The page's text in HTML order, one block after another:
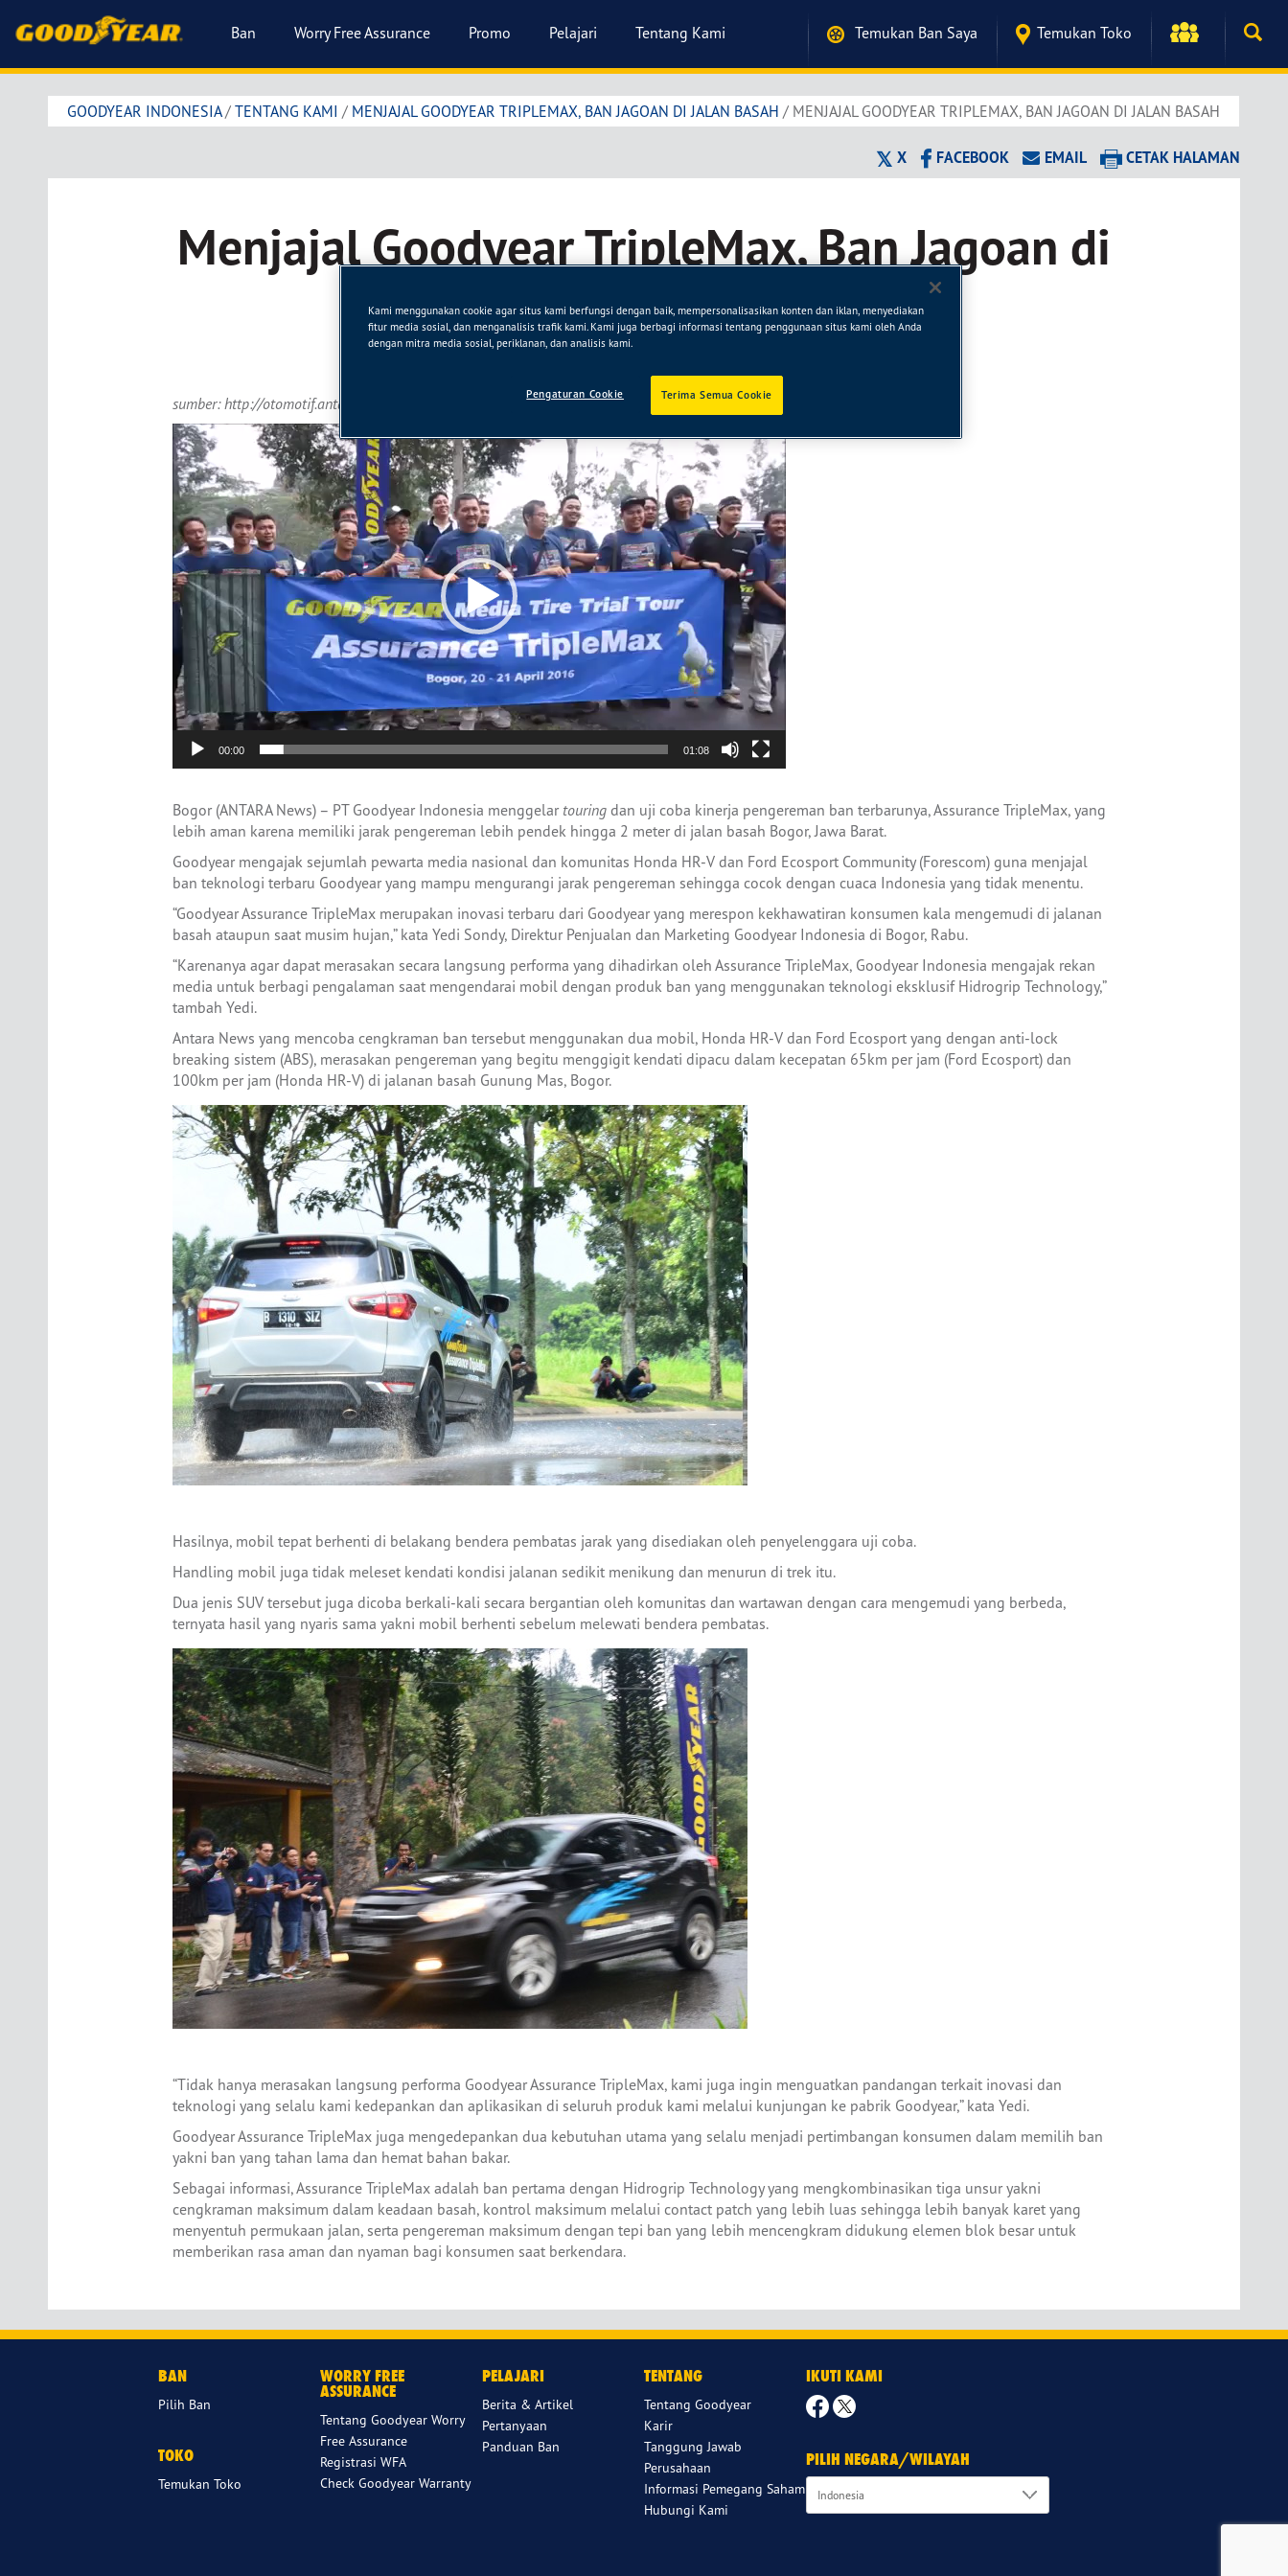
Ban Worry Free Assurance Promo Pelajari Tentang Kami Temukan Ban Saya Temukan Toko
GOODYEAR INDONESIA/ TENTANG KAMI / MENJAJAL GOODYEAR TRIPLEMAX, BAN JAGOAN DI JALAN BASAH / MENJAJAL GOODYEAR TRIPLEMAX, BAN JAGOAN DI JALAN BASAH
X FACEBOOK EMAIL CETAK HALAMAN
Menjajal Goodyear TripleMax, Ban Jagoan di
Jalan Basah
sumber: http://otomotif.antaranews.com/
Video
Player
00:00 01:08
Bogor (ANTARA News) – PT Goodyear Indonesia menggelar touring dan uji coba kinerja pengereman ban terbarunya, Assurance TripleMax, yang
lebih aman karena memiliki jarak pengereman lebih pendek hingga 2 meter di jalan basah Bogor, Jawa Barat.
Goodyear mengajak sejumlah pewarta media nasional dan komunitas Honda HR-V dan Ford Ecosport Community (Forescom) guna menjajal
ban teknologi terbaru Goodyear yang mampu mengurangi jarak pengereman sehingga cocok dengan cuaca Indonesia yang tidak menentu.
“Goodyear Assurance TripleMax merupakan inovasi terbaru dari Goodyear yang merespon kekhawatiran konsumen kala mengemudi di jalanan
basah ataupun saat musim hujan,” kata Yedi Sondy, Direktur Penjualan dan Marketing Goodyear Indonesia di Bogor, Rabu.
“Karenanya agar dapat merasakan secara langsung performa yang dihadirkan oleh Assurance TripleMax, Goodyear Indonesia mengajak rekan
media untuk berbagi pengalaman saat mengendarai mobil dengan produk ban yang menggunakan teknologi eksklusif Hidrogrip Technology,”
tambah Yedi.
Antara News yang mencoba cengkraman ban tersebut menggunakan dua mobil, Honda HR-V dan Ford Ecosport yang dengan anti-lock
breaking sistem (ABS), merasakan pengereman yang begitu menggigit kendati dipacu dalam kecepatan 65km per jam (Ford Ecosport) dan
100km per jam (Honda HR-V) di jalanan basah Gunung Mas, Bogor.
Hasilnya, mobil tepat berhenti di belakang bendera pembatas jarak yang disediakan oleh penyelenggara uji coba.
Handling mobil juga tidak meleset kendati kondisi jalanan sedikit menikung dan menurun di trek itu.
Dua jenis SUV tersebut juga dicoba berkali-kali secara bergantian oleh komunitas dan wartawan dengan cara mengemudi yang berbeda,
ternyata hasil yang nyaris sama yakni mobil berhenti sebelum melewati bendera pembatas.
“Tidak hanya merasakan langsung performa Goodyear Assurance TripleMax, kami juga ingin menguatkan pandangan terkait inovasi dan
teknologi yang selalu kami kedepankan dan aplikasikan di seluruh produk kami melalui kunjungan ke pabrik Goodyear,” kata Yedi.
Goodyear Assurance TripleMax juga mengedepankan dua kebutuhan utama yang selalu menjadi pertimbangan konsumen dalam memilih ban
yakni ban yang tahan lama dan hemat bahan bakar.
Sebagai informasi, Assurance TripleMax adalah ban pertama dengan Hidrogrip Technology yang mengkombinasikan tiga unsur yakni
cengkraman maksimum dalam keadaan basah, kontrol maksimum melalui contact patch yang lebih luas sehingga lebih banyak karet yang
menyentuh permukaan jalan, serta pengereman maksimum dengan tepi ban yang lebih mencengkram didukung elemen blok besar untuk
memberikan rasa aman dan nyaman bagi konsumen saat berkendara.
BAN
Pilih Ban
TOKO
Temukan Toko
WORRY FREE
ASSURANCE
Tentang Goodyear Worry
Free Assurance
Registrasi WFA
Check Goodyear Warranty
PELAJARI
Berita & Artikel
Pertanyaan
Panduan Ban
TENTANG
Tentang Goodyear
Karir
Tanggung Jawab
Perusahaan
Informasi Pemegang Saham
Hubungi Kami
IKUTI KAMI
PILIH NEGARA/WILAYAH
Kami menggunakan cookie agar situs kami berfungsi dengan baik, mempersonalisasikan konten dan iklan, menyediakan
fitur media sosial, dan menganalisis trafik kami. Kami juga berbagi informasi tentang penggunaan situs kami oleh Anda
dengan mitra media sosial, periklanan, dan analisis kami.
Terima Semua Cookie
Pengaturan Cookie